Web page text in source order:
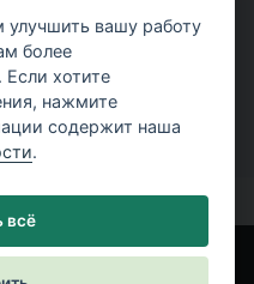
и практическими
программ.
вашу работу
более
Если хотите
нажмите
содержит наша
.
всё